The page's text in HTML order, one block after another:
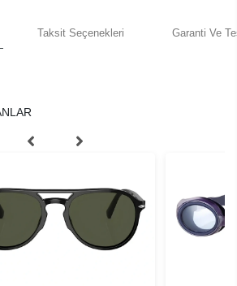
Taksit Seçenekleri Garanti Ve